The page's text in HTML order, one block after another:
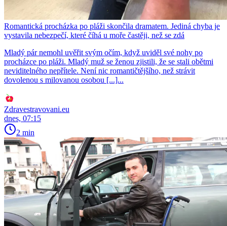
Romantická procházka po pláži skončila dramatem. Jediná chyba je
vystavila nebezpečí, které číhá u moře častěji, než se zdá
Mladý pár nemohl uvěřit svým očím, když uviděl své nohy po
procházce po pláži. Mladý muž se ženou zjistili, že se stali obětmi
neviditelného nepřítele. Není nic romantičtějšího, než strávit
dovolenou s milovanou osobou [...]...
Zdravestravovani.eu
dnes, 07:15
2 min